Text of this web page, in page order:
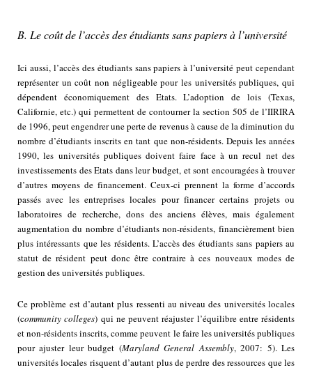
B. Le coût de l’accès des étudiants sans papiers à l’université
Ici aussi, l’accès des étudiants sans papiers à l’université peut cependant
représenter un coût non négligeable pour les universités publiques, qui
dépendent économiquement des Etats. L’adoption de lois (Texas,
Californie, etc.) qui permettent de contourner la section 505 de l’IIRIRA
de 1996, peut engendrer une perte de revenus à cause de la diminution du
nombre d’étudiants inscrits en tant que non-résidents. Depuis les années
1990, les universités publiques doivent faire face à un recul net des
investissements des Etats dans leur budget, et sont encouragées à trouver
d’autres moyens de financement. Ceux-ci prennent la forme d’accords
passés avec les entreprises locales pour financer certains projets ou
laboratoires de recherche, dons des anciens élèves, mais également
augmentation du nombre d’étudiants non-résidents, financièrement bien
plus intéressants que les résidents. L’accès des étudiants sans papiers au
statut de résident peut donc être contraire à ces nouveaux modes de
gestion des universités publiques.
Ce problème est d’autant plus ressenti au niveau des universités locales
(community colleges) qui ne peuvent réajuster l’équilibre entre résidents
et non-résidents inscrits, comme peuvent le faire les universités publiques
pour ajuster leur budget (Maryland General Assembly, 2007: 5). Les
universités locales risquent d’autant plus de perdre des ressources que les